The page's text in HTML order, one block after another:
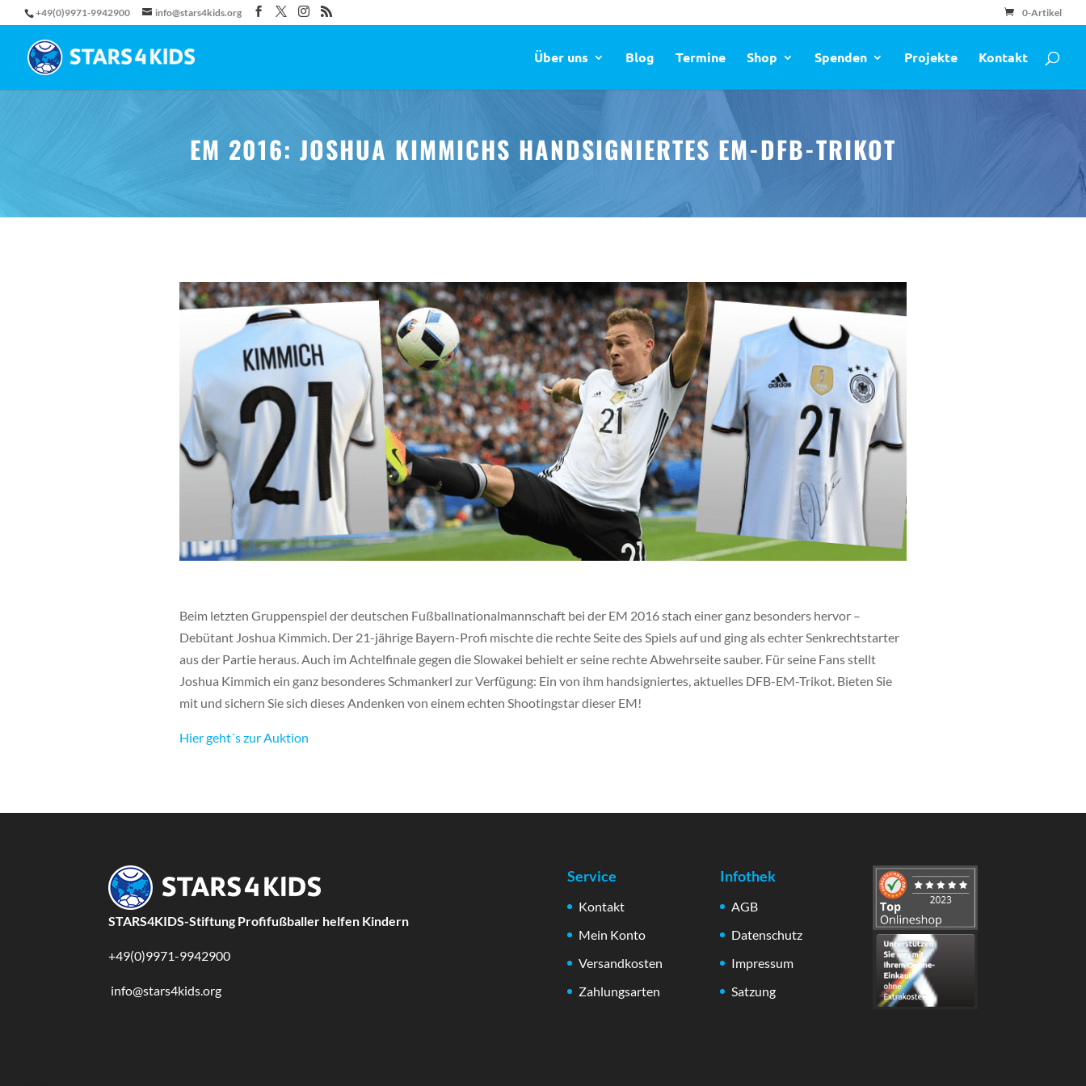
+49(0)9971-9942900 info@stars4kids.org 0-Artikel
Über uns Blog Termine Shop Spenden Projekte Kontakt
EM 2016: JOSHUA KIMMICHS HANDSIGNIERTES EM-DFB-TRIKOT
Beim letzten Gruppenspiel der deutschen Fußballnationalmannschaft bei der EM 2016 stach einer ganz besonders hervor –
Debütant Joshua Kimmich. Der 21-jährige Bayern-Profi mischte die rechte Seite des Spiels auf und ging als echter Senkrechtstarter
aus der Partie heraus. Auch im Achtelfinale gegen die Slowakei behielt er seine rechte Abwehrseite sauber. Für seine Fans stellt
Joshua Kimmich ein ganz besonderes Schmankerl zur Verfügung: Ein von ihm handsigniertes, aktuelles DFB-EM-Trikot. Bieten Sie
mit und sichern Sie sich dieses Andenken von einem echten Shootingstar dieser EM!
Hier geht´s zur Auktion
STARS4KIDS-Stiftung Profifußballer helfen Kindern
+49(0)9971-9942900
info@stars4kids.org
Service
Kontakt
Mein Konto
Versandkosten
Zahlungsarten
Infothek
AGB
Datenschutz
Impressum
Satzung